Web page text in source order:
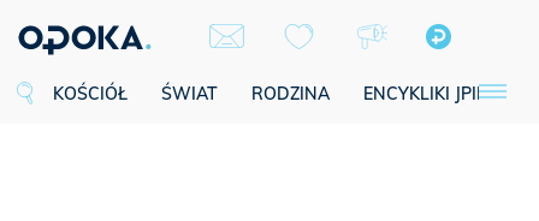
KOŚCIÓŁ ŚWIAT RODZINA ENCYKLIKI JPII